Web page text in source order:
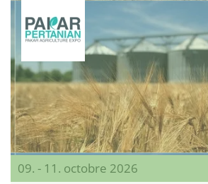
09. - 11. octobre 2026